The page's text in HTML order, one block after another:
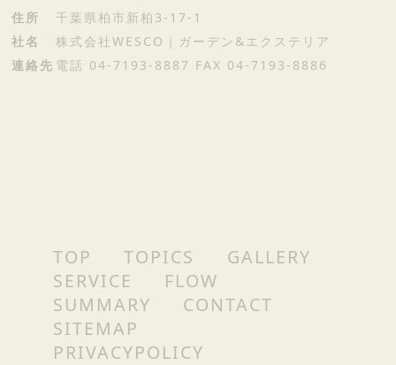
住所
千葉県柏市新柏3-17-1
社名
株式会社WESCO｜ガーデン&エクステリア
連絡先 電話 04-7193-8887 FAX 04-7193-8886
TOP TOPICS
GALLERY
SERVICE
FLOW
SUMMARY
CONTACT
SITEMAP
PRIVACYPOLICY